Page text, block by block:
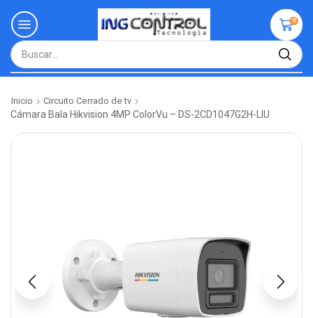
0
Inicio Circuito Cerrado de tv
Cámara Bala Hikvision 4MP ColorVu – DS-2CD1047G2H-LIU